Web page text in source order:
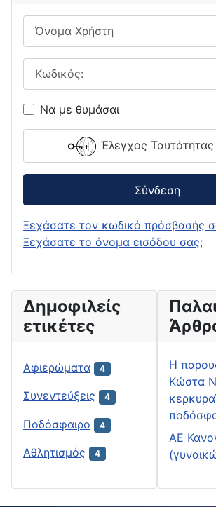
Όνομα Χρήστη
Να με θυμάσαι
Έλεγχος Ταυτότητας
Σύνδεση
Ξεχάσατε τον κωδικό πρόσβασής
Ξεχάσατε το όνομα εισόδου σας;
Δημοφιλείς
ετικέτες
Αφιερώματα 4
Συνεντεύξεις 4
Ποδόσφαιρο 4
Αθλητισμός 4
H
Κώστα
ΑΕ